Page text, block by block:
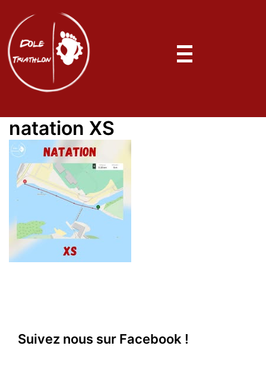
natation XS
Suivez nous sur Facebook !